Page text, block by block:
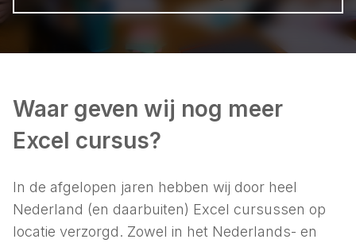
Waar geven wij nog meer
Excel cursus?
In de afgelopen jaren hebben wij door heel
Nederland (en daarbuiten) Excel cursussen op
locatie verzorgd. Zowel in het Nederlands- en